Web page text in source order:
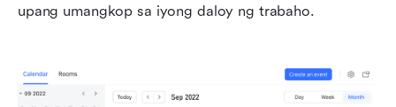
upang umangkop sa iyong daloy ng trabaho.